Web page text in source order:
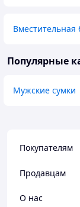
Вместительная
Популярные
Мужские сумки
Покупателям
Продавцам
О нас